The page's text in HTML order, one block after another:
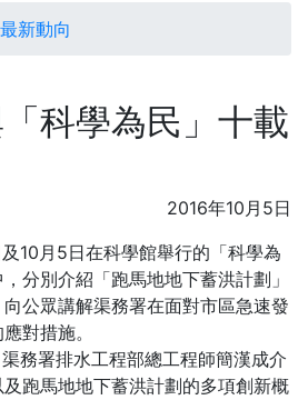
最新動向
科學為民」十載
2016年10月5日
10月5日在科學館舉行的「科學為
分別介紹「跑馬地地下蓄洪計劃」
公眾講解渠務署在面對市區急速發
對措施。
務署排水工程部總工程師簡漢成介
跑馬地地下蓄洪計劃的多項創新概